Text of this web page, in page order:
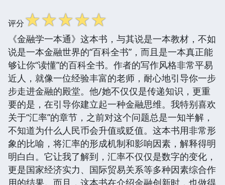
评分☆☆☆☆☆
《金融学一本通》这本书，与其说是一本教材，不如
说是一本金融世界的“百科全书”，而且是一本真正能
够让你“读懂”的百科全书。作者的写作风格非常平易
近人，就像一位经验丰富的老师，耐心地引导你一步
步走进金融的殿堂。他/她不仅仅是传递知识，更重
要的是，在引导你建立起一种金融思维。我特别喜欢
关于“汇率”的章节，之前对这个问题总是一知半解，
不知道为什么人民币会升值或贬值。这本书用非常形
象的比喻，将汇率的形成机制和影响因素，解释得明
明白白。它让我了解到，汇率不仅仅是数字的变化，
更是国家经济实力、国际贸易关系等多种因素综合作
用的结果。而且，这本书在介绍金融创新时，也做得